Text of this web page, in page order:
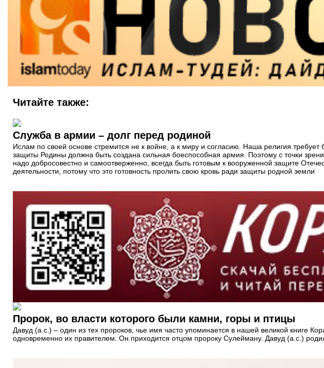
Читайте также:
Служба в армии – долг перед родиной
Ислам по своей основе стремится не к войне, а к миру и согласию. Наша религия
защиты Родины должна быть создана сильная боеспособная армия. Поэтому с точки
надо добросовестно и самоотверженно, всегда быть готовым к вооруженной защите
деятельности, потому что это готовность пролить свою кровь ради защиты родной земли
Пророк, во власти которого были камни, горы и птицы
Давуд (а.с.) – один из тех пророков, чье имя часто упоминается в нашей великой книге
одновременно их правителем. Он приходится отцом пророку Сулейману. Давуд (а.с.)